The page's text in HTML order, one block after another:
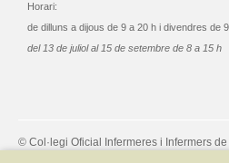
Horari:
de dilluns a dijous de 9 a 20 h i divendres de
del 13 de juliol al 15 de setembre de 8 a 15 h
© Col·legi Oficial Infermeres i Infermers